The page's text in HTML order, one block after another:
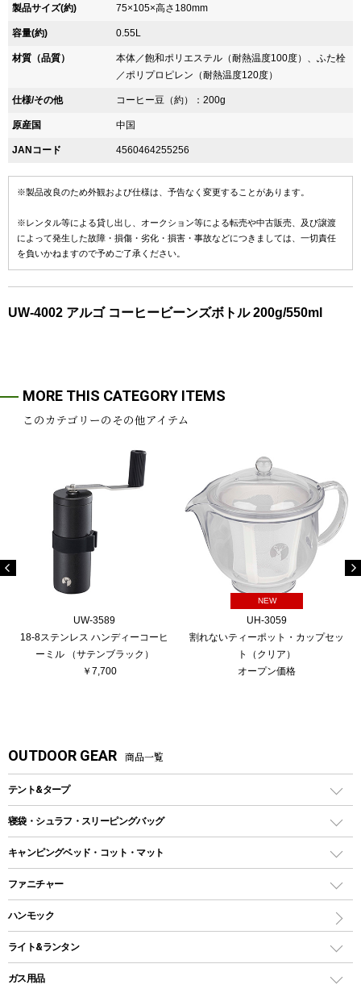
製品サイズ(約) 75×105×高さ180mm
容量(約) 0.55L
材質（品質）
本体／飽和ポリエステル（耐熱温度100度）、ふた栓
／ポリプロピレン（耐熱温度120度）
仕様/その他 コーヒー豆（約）：200g
原産国 中国
JANコード 4560464255256
※製品改良のため外観および仕様は、予告なく変更することがあります。
※レンタル等による貸し出し、オークション等による転売や中古販売、及び譲渡
によって発生した故障・損傷・劣化・損害・事故などにつきましては、一切責任
を負いかねますので予めご了承ください。
UW-4002 アルゴ コーヒービーンズボトル 200g/550ml
MORE THIS CATEGORY ITEMS
このカテゴリーのその他アイテム
UW-3589
18-8ステンレス ハンディーコーヒ
ーミル （サテンブラック）
￥7,700
NEW
UH-3059
割れないティーポット・カップセッ
ト（クリア）
オープン価格
OUTDOOR GEAR 商品一覧
テント&タープ
テント
ツールームテント
ワンポールテント
シェルターテント
ロッジ型・オリジナルテント
寝袋・シュラフ・スリーピングバッグ
レクタングラー型（封筒型）シュラフ
インナーシュラフ
キャンピングベッド・コット・マット
キャンピングベッド・コット
インフレータブルマット
ファニチャー
アウトドアテーブル
レジャーシート
ハンモック
ライト&ランタン
LEDランタン
ガス用品